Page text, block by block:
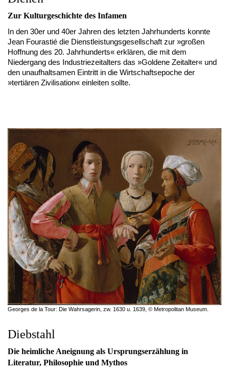
Zur Kulturgeschichte des Infamen
In den 30er und 40er Jahren des letzten Jahrhunderts konnte
Jean Fourastié die Dienstleistungsgesellschaft zur »großen
Hoffnung des 20. Jahrhunderts« erklären, die mit dem
Niedergang des Industriezeitalters das »Goldene Zeitalter« und
den unaufhaltsamen Eintritt in die Wirtschaftsepoche der
»tertiären Zivilisation« einleiten sollte.
Georges de la Tour: Die Wahrsagerin, zw. 1630 u. 1639, © Metropolitan Museum.
Diebstahl
Die heimliche Aneignung als Ursprungserzählung in
Literatur, Philosophie und Mythos